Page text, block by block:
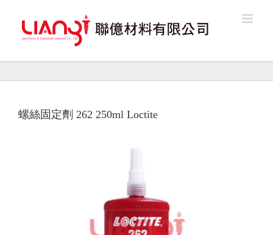
content
螺絲固定劑 262 250ml Loctite